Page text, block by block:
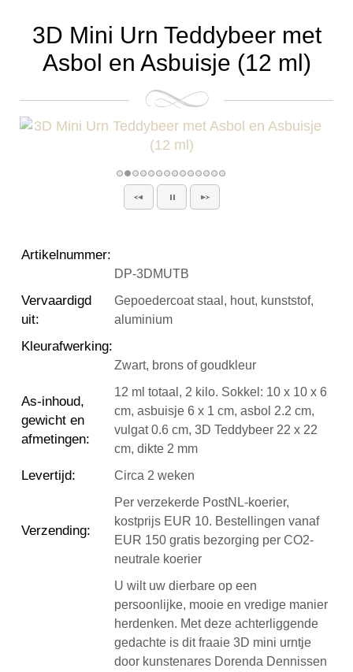
3D Mini Urn Teddybeer met
Asbol en Asbuisje (12 ml)
Artikelnummer:
DP-3DMUTB
Vervaardigd
uit:
Gepoedercoat staal, hout, kunststof,
aluminium
Kleurafwerking:
Zwart, brons of goudkleur
As-inhoud,
gewicht en
afmetingen:
12 ml totaal, 2 kilo. Sokkel: 10 x 10 x 6
cm, asbuisje 6 x 1 cm, asbol 2.2 cm,
vulgat 0.6 cm, 3D Teddybeer 22 x 22
cm, dikte 2 mm
Levertijd: Circa 2 weken
Verzending:
Per verzekerde PostNL-koerier,
kostprijs EUR 10. Bestellingen vanaf
EUR 150 gratis bezorging per CO2-
neutrale koerier
U wilt uw dierbare op een
persoonlijke, mooie en vredige manier
herdenken. Met deze achterliggende
gedachte is dit fraaie 3D mini urntje
door kunstenares Dorenda Dennissen